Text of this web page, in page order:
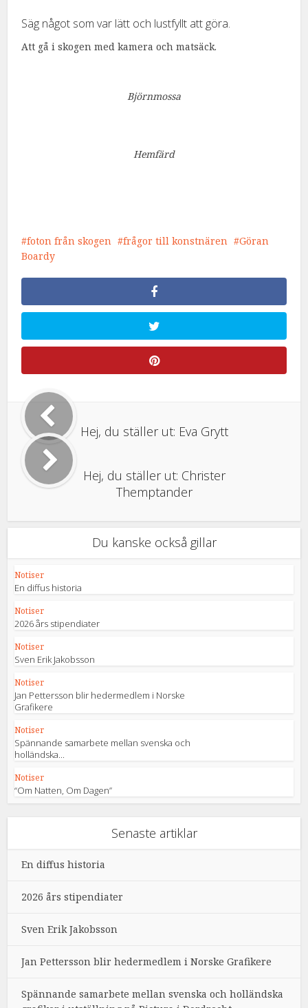
Säg något som var lätt och lustfyllt att göra.
Att gå i skogen med kamera och matsäck.
Björnmossa
Hemfärd
foton från skogen frågor till konstnären
Göran
Boardy
Hej, du ställer ut: Eva Grytt
Hej, du ställer ut: Christer
Themptander
Du kanske också gillar
Notiser
En diffus historia
Notiser
2026 års stipendiater
Notiser
Sven Erik Jakobsson
Notiser
Jan Pettersson blir hedermedlem i Norske
Grafikere
Notiser
Spännande samarbete mellan svenska och
holländska...
Notiser
“Om Natten, Om Dagen”
Senaste artiklar
En diffus historia
2026 års stipendiater
Sven Erik Jakobsson
Jan Pettersson blir hedermedlem i Norske Grafikere
Spännande samarbete mellan svenska och holländska